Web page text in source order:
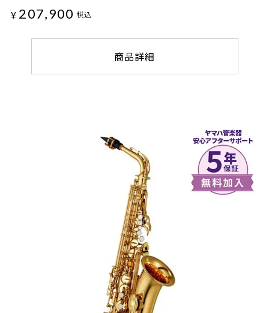
¥ 207,900 税込
商品詳細